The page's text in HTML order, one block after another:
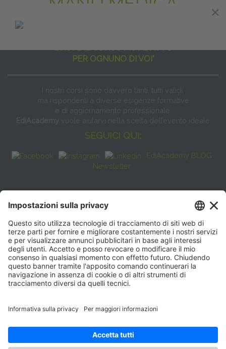
PER OGNUNO DI VOI"
I nostri corsi sono davvero tanti, tutti validi
ma rispondenti a diverse esigenze formative
e di aggiornamento professionale.
EdiAcademy vuole aiutarvi nella scelta dell’evento ideale
SEGUICI QUI:
EdiAcademy BLOG
Newsletter
FAQ
CONTATTI
EdiAcademy
Sede operativa: V.le E. Forlanini, 21 - 20134, Milano
(+39)0270211274
E-mail:formazione@eenet.it
Sede legale: V.le E. Forlanini, 21 - 20134, Milano
ORARI SEGRETERIA
Lunedì—Giovedì: 08:30–17:30
Venerdì: 08:30–16:00
×